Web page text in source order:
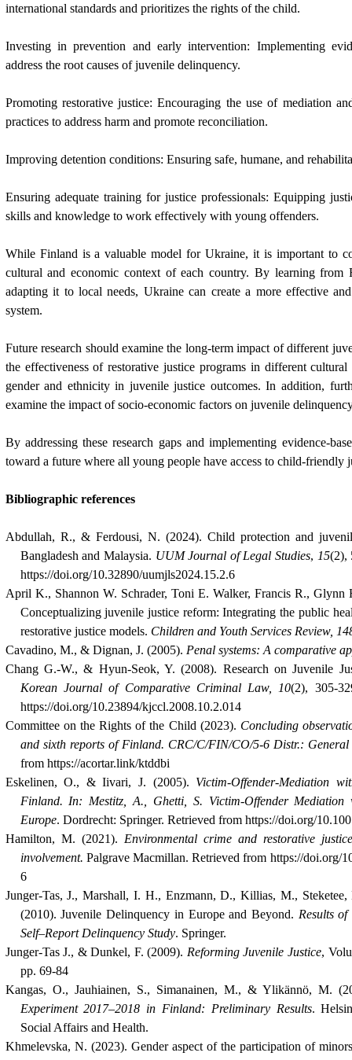
international standards and prioritizes the rights of the child.
Investing in prevention and early intervention: Implementing
address the root causes of juvenile delinquency.
Promoting restorative justice: Encouraging the use of mediation
practices to address harm and promote reconciliation.
Improving detention conditions: Ensuring safe, humane, and
Ensuring adequate training for justice professionals: Equipping
skills and knowledge to work effectively with young offenders.
While Finland is a valuable model for Ukraine, it is important to
cultural and economic context of each country. By learning from
adapting it to local needs, Ukraine can create a more effective
system.
Future research should examine the long-term impact of different
the effectiveness of restorative justice programs in different
gender and ethnicity in juvenile justice outcomes. In addition,
examine the impact of socio-economic factors on juvenile
By addressing these research gaps and implementing evidence-
toward a future where all young people have access to child-friendly
Bibliographic references
Abdullah, R., & Ferdousi, N. (2024). Child protection and
Bangladesh and Malaysia. UUM Journal of Legal Studies, 15(2),
https://doi.org/10.32890/uumjls2024.15.2.6
April K., Shannon W. Schrader, Toni E. Walker, Francis R.,
Conceptualizing juvenile justice reform: Integrating the public
restorative justice models. Children and Youth Services Review,
Cavadino, M., & Dignan, J. (2005). Penal systems: A comparative
Chang G.-W., & Hyun-Seok, Y. (2008). Research on Juvenile
Korean Journal of Comparative Criminal Law,
10(2), 305-
https://doi.org/10.23894/kjccl.2008.10.2.014
Committee on the Rights of the Child (2023). Concluding
and sixth reports of Finland. CRC/C/FIN/CO/5-6 Distr.: General
from https://acortar.link/ktddbi
Eskelinen, O., & Iivari, J. (2005). Victim-Offender-Mediation
Finland. In: Mestitz, A., Ghetti, S. Victim-Offender Mediation
Europe. Dordrecht: Springer. Retrieved from https://doi.org/
Hamilton, M. (2021). Environmental crime and restorative
involvement. Palgrave Macmillan. Retrieved from https://doi.org/
6
Junger-Tas, J., Marshall, I. H., Enzmann, D., Killias, M.,
(2010). Juvenile Delinquency in Europe and Beyond. Results
Self–Report Delinquency Study. Springer.
Junger-Tas J., & Dunkel, F. (2009). Reforming Juvenile Justice,
pp. 69-84
Kangas, O., Jauhiainen, S., Simanainen, M., & Ylikännö, M.
Experiment 2017–2018 in Finland: Preliminary Results.
Social Affairs and Health.
Khmelevska, N. (2023). Gender aspect of the participation of